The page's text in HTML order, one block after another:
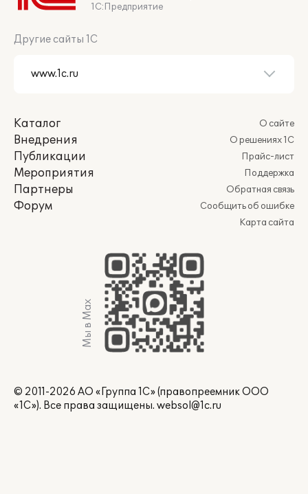
1С:Предприятие
Другие сайты 1С
Каталог
Внедрения
Публикации
Мероприятия
Партнеры
Форум
О сайте
О решениях 1С
Прайс-лист
Поддержка
Обратная связь
Сообщить об ошибке
Карта сайта
Мы в Max
© 2011-2026 АО «Группа 1С» (правопреемник ООО
«1С»). Все права защищены. websol@1c.ru